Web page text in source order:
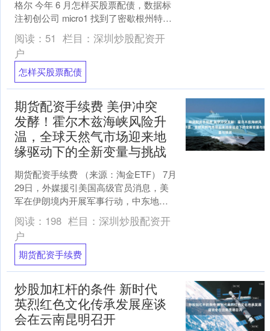
格尔 今年 6 月怎样买股票配债，数据标
注初创公司 micro1 找到了密歇根州特洛
伊市一家暖通空调（供暖、通风与空
调）企业的....
阅读： 51 栏目： 深圳炒股配资开
户
怎样买股票配债
期货配资手续费 美伊冲突
发酵！霍尔木兹海峡风险升
温，全球天然气市场迎来地
缘驱动下的全新变量与挑战
期货配资手续费 （来源：淘金ETF） 7月
29日，外媒援引美国高级官员消息，美
军在伊朗境内开展军事行动，中东地缘
冲突再度急剧升温，霍尔木兹海峡这条
全球能源关键通....
阅读： 198 栏目： 深圳炒股配资开
户
期货配资手续费
炒股加杠杆的条件 新时代
英烈红色文化传承发展座谈
会在云南昆明召开